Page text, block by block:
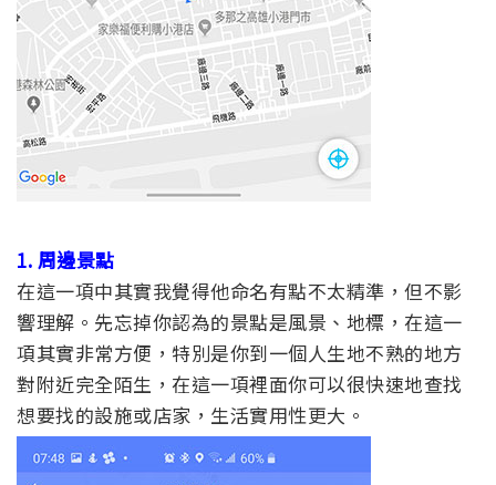
1. 周邊景點
在這一項中其實我覺得他命名有點不太精準，但不影
響理解。先忘掉你認為的景點是風景、地標，在這一
項其實非常方便，特別是你到一個人生地不熟的地方
對附近完全陌生，在這一項裡面你可以很快速地查找
想要找的設施或店家，生活實用性更大。